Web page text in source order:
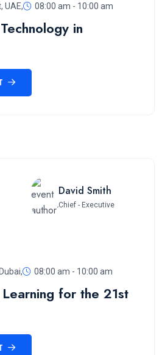
UAE, 08:00 am - 10:00 am
in
David Smith
Chief - Executive
08:00 am - 10:00 am
for the 21st